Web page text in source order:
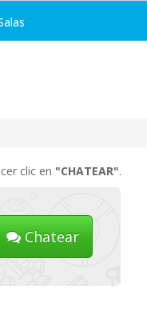
clic en "CHATEAR".
Chatear